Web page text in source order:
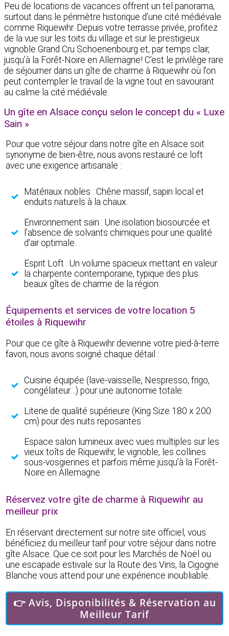
Peu de locations de vacances offrent un tel panorama,
surtout dans le périmètre historique d’une cité médiévale
comme Riquewihr. Depuis votre terrasse privée, profitez
de la vue sur les toits du village et sur le prestigieux
vignoble Grand Cru Schoenenbourg et, par temps clair,
jusqu’à la Forêt-Noire en Allemagne! C’est le privilège rare
de séjourner dans un gîte de charme à Riquewihr où l’on
peut contempler le travail de la vigne tout en savourant
au calme la cité médiévale.
Un gîte en Alsace conçu selon le concept du « Luxe
Sain »
Pour que votre séjour dans notre gîte en Alsace soit
synonyme de bien-être, nous avons restauré ce loft
avec une exigence artisanale :
Matériaux nobles : Chêne massif, sapin local et
enduits naturels à la chaux.
Environnement sain : Une isolation biosourcée et
l’absence de solvants chimiques pour une qualité
d’air optimale.
Esprit Loft : Un volume spacieux mettant en valeur
la charpente contemporaine, typique des plus
beaux gîtes de charme de la région.
Équipements et services de votre location 5
étoiles à Riquewihr
Pour que ce gîte à Riquewihr devienne votre pied-à-terre
favori, nous avons soigné chaque détail :
Cuisine équipée (lave-vaisselle, Nespresso, frigo,
congélateur…) pour une autonomie totale.
Literie de qualité supérieure (King Size 180 x 200
cm) pour des nuits reposantes.
Espace salon lumineux avec vues multiples sur les
vieux toîts de Riquewihr, le vignoble, les collines
sous-vosgiennes et parfois même jusqu’à la Forêt-
Noire en Allemagne.
Réservez votre gîte de charme à Riquewihr au
meilleur prix
En réservant directement sur notre site officiel, vous
bénéficiez du meilleur tarif pour votre séjour dans notre
gîte Alsace. Que ce soit pour les Marchés de Noël ou
une escapade estivale sur la Route des Vins, la Cigogne
Blanche vous attend pour une expérience inoubliable.
👉 Avis, Disponibilités & Réservation au
Meilleur Tarif